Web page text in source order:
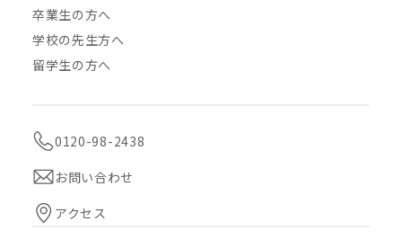
卒業生の方へ
学校の先生方へ
留学生の方へ
0120-98-2438
お問い合わせ
アクセス